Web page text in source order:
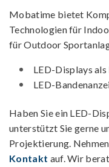
Mobatime bietet
Technologien für
für Outdoor
LED-Displays
LED-
Haben Sie ein LED-
unterstützt Sie gerne
Projektierung.
Kontakt auf. Wir